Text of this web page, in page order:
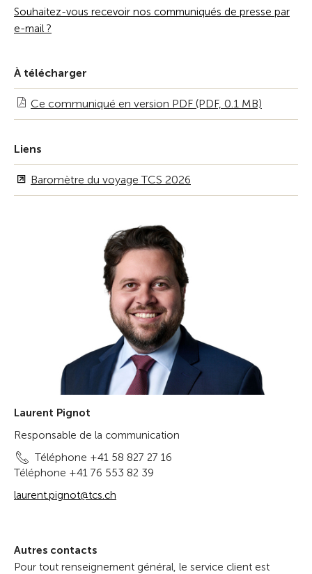
Souhaitez-vous recevoir nos communiqués de presse par
e-mail ?
À télécharger
Ce communiqué en version PDF (PDF, 0.1 MB)
Liens
Baromètre du voyage TCS 2026
Laurent Pignot
Responsable de la communication
Téléphone +41 58 827 27 16
Téléphone +41 76 553 82 39
laurent.pignot@tcs.ch
Autres contacts
Pour tout renseignement général, le service client est